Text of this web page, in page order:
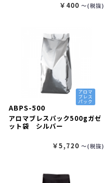
￥400 〜(税抜)
アロマ
ブレス
パック
ABPS-500
アロマブレスパック500gガゼ
ット袋 シルバー
￥5,720 〜(税抜)